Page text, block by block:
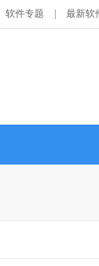
软件专题 最新软